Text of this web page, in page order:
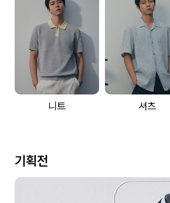
니트 셔츠
기획전